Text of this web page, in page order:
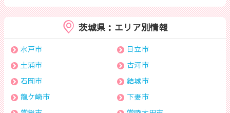
茨城県：エリア別情報
水戸市
日立市
土浦市
古河市
石岡市
結城市
龍ケ崎市
下妻市